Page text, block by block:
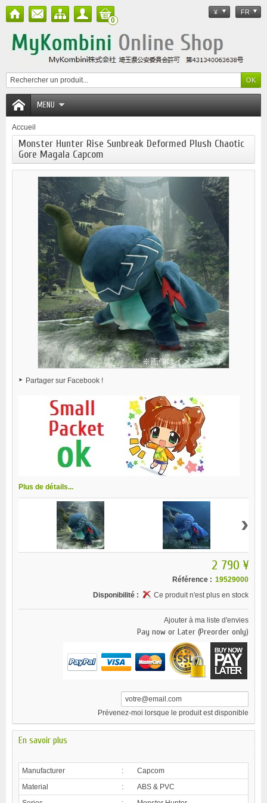
¥ FR
0
MENU
Accueil
Monster Hunter Rise Sunbreak Deformed Plush Chaotic
Gore Magala Capcom
Partager sur Facebook !
Plus de détails...
›
2 790 ¥
Référence : 19529000
Disponibilité :
Ce produit n'est plus en stock
Ajouter à ma liste d'envies
Pay now or Later (Preorder only)
Prévenez-moi lorsque le produit est disponible
En savoir plus
Manufacturer :
Capcom
Material
:
ABS & PVC